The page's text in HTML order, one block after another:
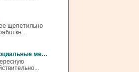
щепетильно
медиа